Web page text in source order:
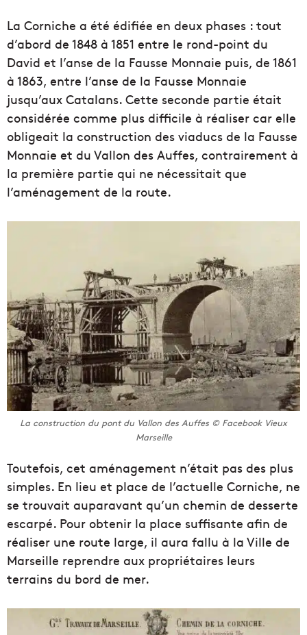
La Corniche a été édifiée en deux phases : tout
d’abord de 1848 à 1851 entre le rond-point du
David et l’anse de la Fausse Monnaie puis, de 1861
à 1863, entre l’anse de la Fausse Monnaie
jusqu’aux Catalans. Cette seconde partie était
considérée comme plus difficile à réaliser car elle
obligeait la construction des viaducs de la Fausse
Monnaie et du Vallon des Auffes, contrairement à
la première partie qui ne nécessitait que
l’aménagement de la route.
La construction du pont du Vallon des Auffes © Facebook Vieux
Marseille
Toutefois, cet aménagement n’était pas des plus
simples. En lieu et place de l’actuelle Corniche, ne
se trouvait auparavant qu’un chemin de desserte
escarpé. Pour obtenir la place suffisante afin de
réaliser une route large, il aura fallu à la Ville de
Marseille reprendre aux propriétaires leurs
terrains du bord de mer.